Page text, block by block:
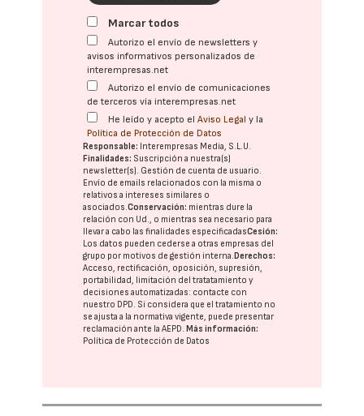
Marcar todos
Autorizo el envío de newsletters y
avisos informativos personalizados de
interempresas.net
Autorizo el envío de comunicaciones
de terceros vía interempresas.net
He leído y acepto elAviso Legal y la
Política de Protección de Datos
Responsable: Interempresas Media, S.L.U.
Finalidades: Suscripción a nuestra(s)
newsletter(s). Gestión de cuenta de usuario.
Envío de emails relacionados con la misma o
relativos a intereses similares o
asociados.Conservación: mientras dure la
relación con Ud., o mientras sea necesario para
llevar a cabo las finalidades especificadasCesión:
Los datos pueden cederse a otras empresas del
grupo por motivos de gestión interna.Derechos:
Acceso, rectificación, oposición, supresión,
portabilidad, limitación del tratatamiento y
decisiones automatizadas: contacte con
nuestro DPD. Si considera que el tratamiento no
se ajusta a la normativa vigente, puede presentar
reclamación ante laAEPD.Más información:
Política de Protección de Datos